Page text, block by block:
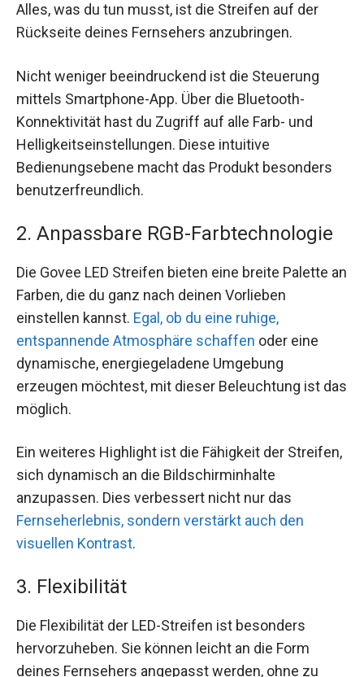
Alles, was du tun musst, ist die Streifen auf der
Rückseite deines Fernsehers anzubringen.
Nicht weniger beeindruckend ist die Steuerung
mittels Smartphone-App. Über die Bluetooth-
Konnektivität hast du Zugriff auf alle Farb- und
Helligkeitseinstellungen. Diese intuitive
Bedienungsebene macht das Produkt besonders
benutzerfreundlich.
2. Anpassbare RGB-Farbtechnologie
Die Govee LED Streifen bieten eine breite Palette an
Farben, die du ganz nach deinen Vorlieben
einstellen kannst. Egal, ob du eine ruhige,
entspannende Atmosphäre schaffen oder eine
dynamische, energiegeladene Umgebung
erzeugen möchtest, mit dieser Beleuchtung ist das
möglich.
Ein weiteres Highlight ist die Fähigkeit der Streifen,
sich dynamisch an die Bildschirminhalte
anzupassen. Dies verbessert nicht nur das
Fernseherlebnis, sondern verstärkt auch den
visuellen Kontrast.
3. Flexibilität
Die Flexibilität der LED-Streifen ist besonders
hervorzuheben. Sie können leicht an die Form
deines Fernsehers angepasst werden, ohne zu